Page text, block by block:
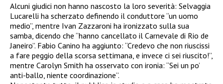
Alcuni giudici non hanno nascosto la loro severità: Selvaggia
Lucarelli ha scherzato definendo il conduttore “un uomo
medio”, mentre Ivan Zazzaroni ha ironizzato sulla sua
samba, dicendo che “hanno cancellato il Carnevale di Rio de
Janeiro”. Fabio Canino ha aggiunto: “Credevo che non riuscissi
a fare peggio della scorsa settimana, e invece ci sei riuscito!”,
mentre Carolyn Smith ha osservato con ironia: “Sei un po’
anti-ballo, niente coordinazione”.